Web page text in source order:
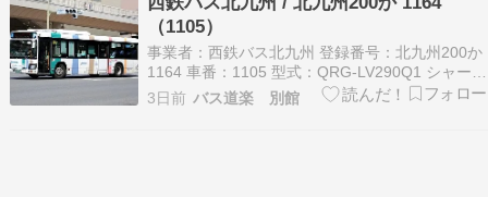
（1105）
事業者：西鉄バス北九州 登録番号：北九州200か
1164 車番：1105 型式：QRG-LV290Q1 シャーシ
メーカー：いすゞ ボディメーカー：Ｊ−ＢＵＳ
3日前 バス道楽 別館